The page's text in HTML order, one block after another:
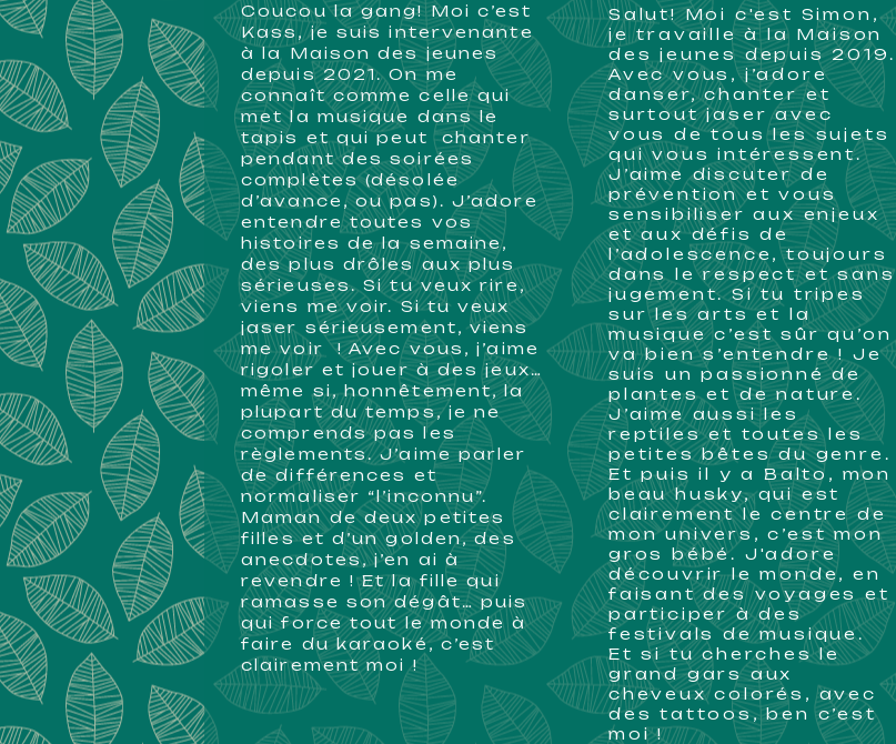
​Coucou la gang! Moi c’est
Kass, je suis intervenante
à la Maison des jeunes
depuis 2021. On me
connaît comme celle qui
met la musique dans le
tapis et qui peut chanter
pendant des soirées
complètes (désolée
d’avance, ou pas). J’adore
entendre toutes vos
histoires de la semaine,
des plus drôles aux plus
sérieuses. Si tu veux rire,
viens me voir. Si tu veux
jaser sérieusement, viens
me voir ! Avec vous, j’aime
rigoler et jouer à des jeux…
même si, honnêtement, la
plupart du temps, je ne
comprends pas les
règlements. J’aime parler
de différences et
normaliser “l’inconnu”.
Maman de deux petites
filles et d’un golden, des
anecdotes, j’en ai à
revendre ! Et la fille qui
ramasse son dégât… puis
qui force tout le monde à
faire du karaoké, c’est
clairement moi !
Salut! Moi c'est Simon,
je travaille à la Maison
des jeunes depuis 2019.
Avec vous, j’adore
danser, chanter et
surtout jaser avec
vous de tous les sujets
qui vous intéressent.
J’aime discuter de
prévention et vous
sensibiliser aux enjeux
et aux défis de
l’adolescence, toujours
dans le respect et sans
jugement. Si tu tripes
sur les arts et la
musique c’est sûr qu’on
va bien s’entendre ! Je
suis un passionné de
plantes et de nature.
J’aime aussi les
reptiles et toutes les
petites bêtes du genre.
Et puis il y a Balto, mon
beau husky, qui est
clairement le centre de
mon univers, c’est mon
gros bébé. J'adore
découvrir le monde, en
faisant des voyages et
participer à des
festivals de musique.
Et si tu cherches le
grand gars aux
cheveux colorés, avec
des tattoos, ben c’est
moi !